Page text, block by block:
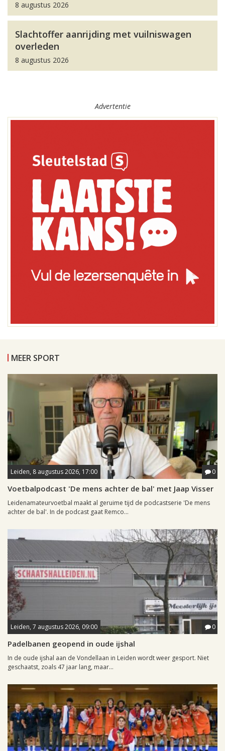
8 augustus 2026
Slachtoffer aanrijding met vuilniswagen
overleden
8 augustus 2026
Advertentie
MEER SPORT
Leiden, 8 augustus 2026, 17:00 0
Voetbalpodcast 'De mens achter de bal' met Jaap Visser
Leidenamateurvoetbal maakt al geruime tijd de podcastserie 'De mens
achter de bal'. In de podcast gaat Remco...
Leiden, 7 augustus 2026, 09:00 0
Padelbanen geopend in oude ijshal
In de oude ijshal aan de Vondellaan in Leiden wordt weer gesport. Niet
geschaatst, zoals 47 jaar lang, maar...